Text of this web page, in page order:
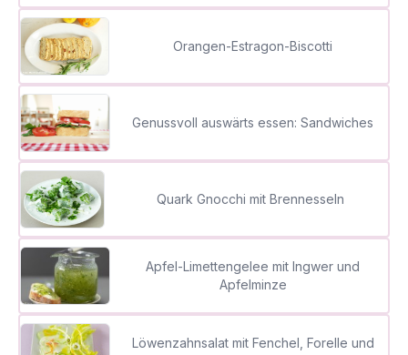
Orangen-Estragon-Biscotti
Genussvoll auswärts essen: Sandwiches
Quark Gnocchi mit Brennesseln
Apfel-Limettengelee mit Ingwer und
Apfelminze
Löwenzahnsalat mit Fenchel, Forelle und